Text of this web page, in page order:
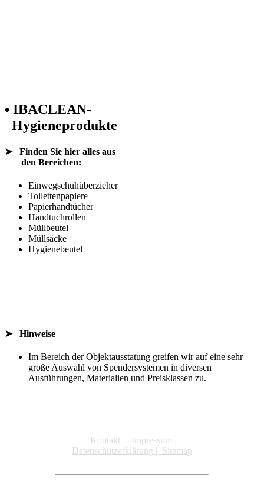
• IBACLEAN-
Hygieneprodukte
➤ Finden Sie hier alles aus
den Bereichen:
Einwegschuhüberzieher
Toilettenpapiere
Papierhandtücher
Handtuchrollen
Müllbeutel
Müllsäcke
Hygienebeutel
➤ Hinweise
Im Bereich der Objektausstatung greifen wir auf eine sehr
große Auswahl von Spendersystemen in diversen
Ausführungen, Materialien und Preisklassen zu.
Kontakt |
Impressum
Datenschutzerklärung | Sitemap